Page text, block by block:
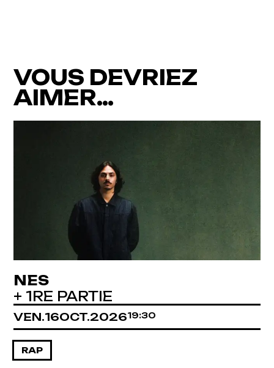
VOUS DEVRIEZ
AIMER…
NES
+ 1RE PARTIE
VENDREDI
VEN.16OCTOBRE
OCT.202619:30
RAP